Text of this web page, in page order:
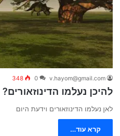
v.hayom@gmail.com
0
348
להיכן נעלמו הדינוזאורים?
לאן נעלמו הדינוזאורים וידעת היום
קרא עוד...